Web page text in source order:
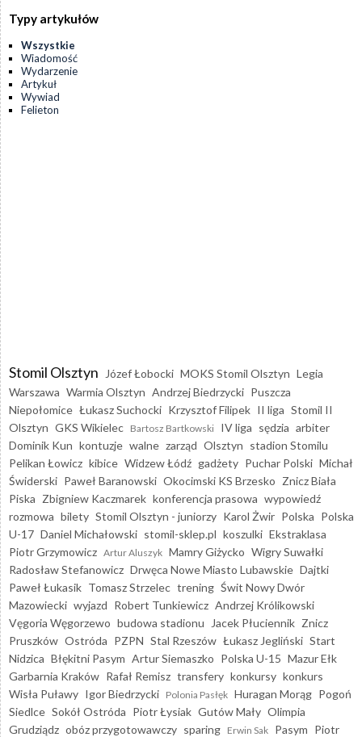
Typy artykułów
Wszystkie
Wiadomość
Wydarzenie
Artykuł
Wywiad
Felieton
Stomil Olsztyn Józef Łobocki MOKS Stomil Olsztyn Legia
Warszawa Warmia Olsztyn Andrzej Biedrzycki Puszcza
Niepołomice Łukasz Suchocki Krzysztof Filipek II liga Stomil II
Olsztyn GKS Wikielec Bartosz Bartkowski IV liga sędzia arbiter
Dominik Kun kontuzje walne zarząd Olsztyn stadion Stomilu
Pelikan Łowicz kibice Widzew Łódź gadżety Puchar Polski Michał
Świderski Paweł Baranowski Okocimski KS Brzesko Znicz Biała
Piska Zbigniew Kaczmarek konferencja prasowa wypowiedź
rozmowa bilety Stomil Olsztyn - juniorzy Karol Żwir Polska Polska
U-17 Daniel Michałowski stomil-sklep.pl koszulki Ekstraklasa
Piotr Grzymowicz Artur Aluszyk Mamry Giżycko Wigry Suwałki
Radosław Stefanowicz Drwęca Nowe Miasto Lubawskie Dajtki
Paweł Łukasik Tomasz Strzelec trening Świt Nowy Dwór
Mazowiecki wyjazd Robert Tunkiewicz Andrzej Królikowski
Vęgoria Węgorzewo budowa stadionu Jacek Płuciennik Znicz
Pruszków Ostróda PZPN Stal Rzeszów Łukasz Jegliński Start
Nidzica Błękitni Pasym Artur Siemaszko Polska U-15 Mazur Ełk
Garbarnia Kraków Rafał Remisz transfery konkursy konkurs
Wisła Puławy Igor Biedrzycki Polonia Pasłęk Huragan Morąg Pogoń
Siedlce Sokół Ostróda Piotr Łysiak Gutów Mały Olimpia
Grudziądz obóz przygotowawczy sparing Erwin Sak Pasym Piotr